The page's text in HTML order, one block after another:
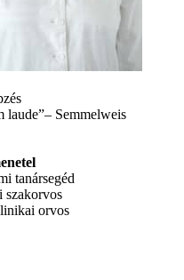
laude”– Semmelweis
tanársegéd
szakorvos
orvos